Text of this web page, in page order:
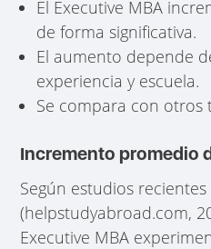
El Executive MBA
de forma significativa.
El aumento depende
experiencia y escuela.
Se compara con otros
Incremento promedio
Según estudios recientes
(helpstudyabroad.com,
Executive MBA